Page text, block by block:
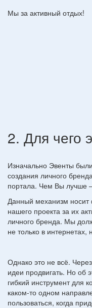
Мы за активный отдых!
2. Для чего
Изначально Эвенты
создания личного
портала. Чем Вы лучше
Данный механизм
нашего проекта за их
личного бренда. Мы
не только в
Однако это не всё.
идеи продвигать. Но об
гибкий инструмент для
каком-то одном
пользоваться, когда